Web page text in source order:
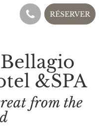
RÉSERVER
&SPA
from the